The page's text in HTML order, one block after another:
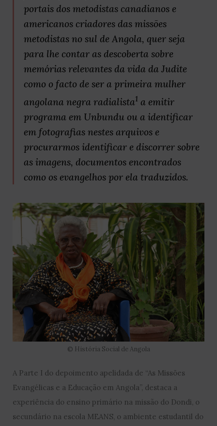
portais dos metodistas canadianos e
americanos criadores das missões
metodistas no sul de Angola, quer seja
para lhe contar as descoberta sobre
memórias relevantes da vida da Judite
como o facto de ser a primeira mulher
angolana negra radialista1 a emitir
programa em Unbundu ou a identificar
em fotografias nestes arquivos e
procurarmos identificar e discorrer sobre
as imagens, documentos encontrados
como os evangelhos por ela traduzidos.
© História Social de Angola
A Parte I do depoimento apelidada de “As Missões
Evangélicas e a Educação em Angola”, destaca a
experiência do ensino primário na missão do Dondi, o
secundário na escola MEANS, o ambiente estudantil do